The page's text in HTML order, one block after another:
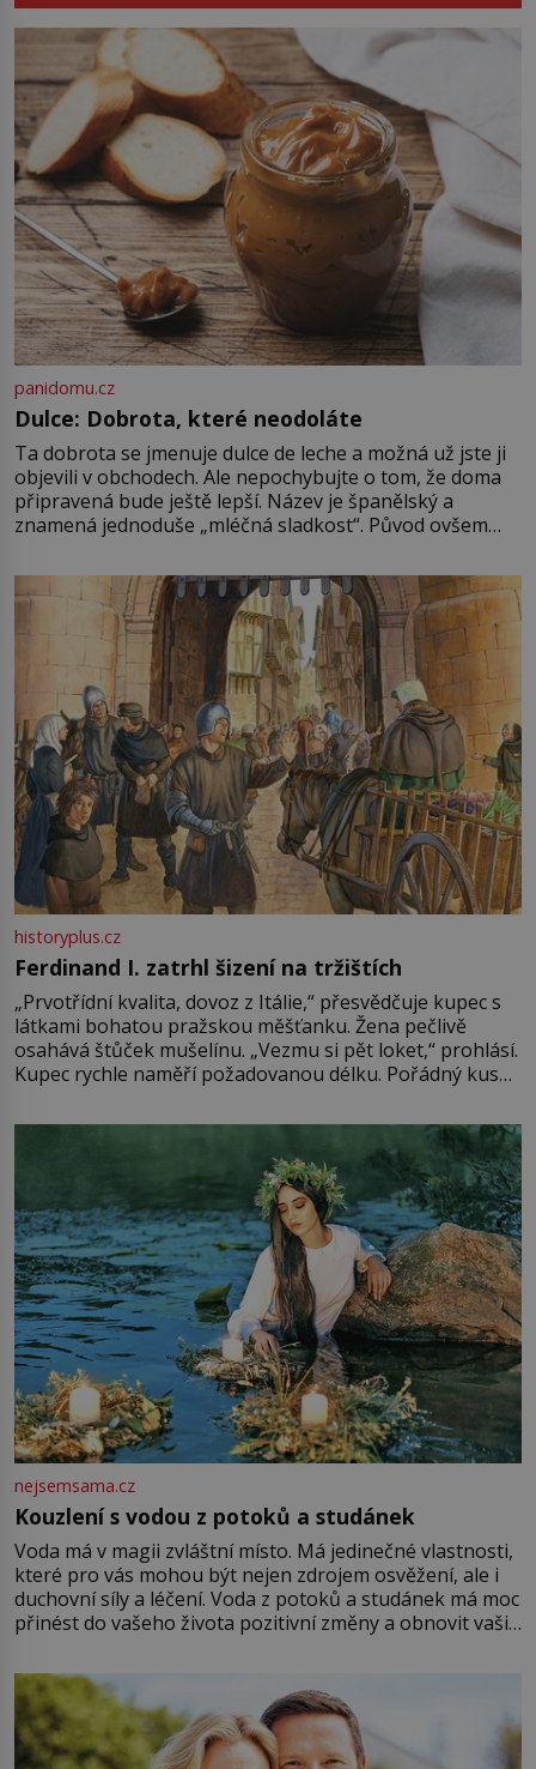
rozbít tuto obecně přijímanou
pravdu na padrť a prohlásit, že to
byl jen životem unavený a drogou
ovládaný muž? Marcus Aurelius byl
zastáncem stoicismu, učení, […]
panidomu.cz
Dulce: Dobrota, které neodoláte
Ta dobrota se jmenuje dulce de leche a možná už jste ji
objevili v obchodech. Ale nepochybujte o tom, že doma
připravená bude ještě lepší. Název je španělský a
znamená jednoduše „mléčná sladkost“. Původ ovšem
pře hned několik latinskoamerických zemí a k tomu
Francie, kde se traduje,
historyplus.cz
Ferdinand I. zatrhl šizení na tržištích
„Prvotřídní kvalita, dovoz z Itálie,“ přesvědčuje kupec s
látkami bohatou pražskou měšťanku. Žena pečlivě
osahává štůček mušelínu. „Vezmu si pět loket,“ prohlásí.
Kupec rychle naměří požadovanou délku. Pořádný kus
milostpaní. Stačí jenom na sukni,“ zhodnotí švadlena
množství růžového mušelínu. „Ošidili vás, podívejte.“
nejsemsama.cz
Kouzlení s vodou z potoků a studánek
Voda má v magii zvláštní místo. Má jedinečné vlastnosti,
které pro vás mohou být nejen zdrojem osvěžení, ale i
duchovní síly a léčení. Voda z potoků a studánek má moc
přinést do vašeho života pozitivní změny a obnovit vaši
můžete obohatit své rituály a přinést do svého života
větší harmonii a klid. Je důležité